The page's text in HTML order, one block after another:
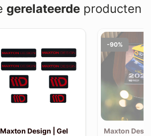
gerelateerdeproducten
Maxton Design | Gel
-90%
Maxton